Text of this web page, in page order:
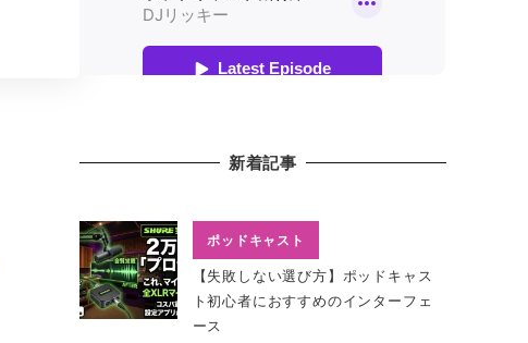
新着記事
ポッドキャスト
【失敗しない選び方】ポッドキャス
ト初心者におすすめのインターフェ
ース